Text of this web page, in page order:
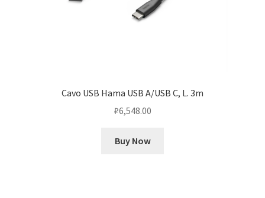
Cavo USB Hama USB A/USB C, L. 3m
₽6,548.00
Buy Now